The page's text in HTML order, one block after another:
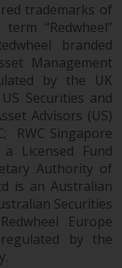
ohne
oder
und
trademarks of
“Redwheel”
branded
Management
by the UK
Securities and
Advisors (US)
RWC Singapore
Licensed Fund
Authority of
is an Australian
Securities
Europe
by the